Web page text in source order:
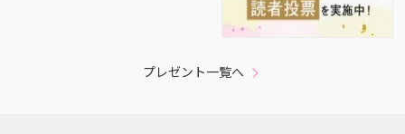
プレゼント一覧へ